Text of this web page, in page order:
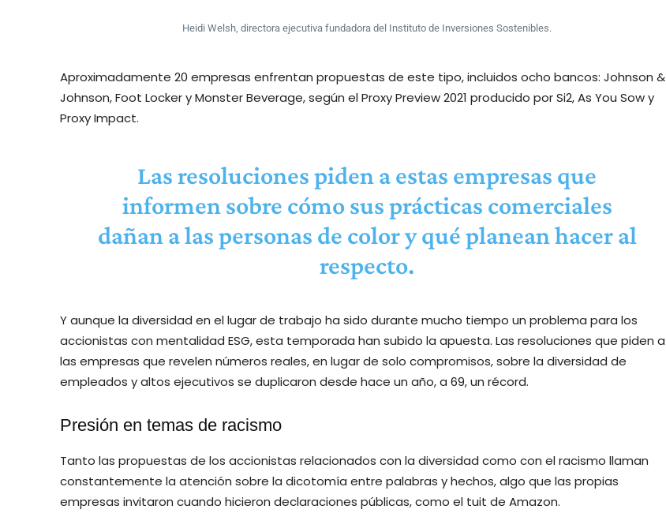
Heidi Welsh, directora ejecutiva fundadora del Instituto de Inversiones Sostenibles.
Aproximadamente 20 empresas enfrentan propuestas de este tipo, incluidos ocho bancos: Johnson &
Johnson, Foot Locker y Monster Beverage, según el Proxy Preview 2021 producido por Si2, As You Sow y
Proxy Impact.
Las resoluciones piden a estas empresas que
informen sobre cómo sus prácticas comerciales
dañan a las personas de color y qué planean hacer al
respecto.
Y aunque la diversidad en el lugar de trabajo ha sido durante mucho tiempo un problema para los
accionistas con mentalidad ESG, esta temporada han subido la apuesta. Las resoluciones que piden a
las empresas que revelen números reales, en lugar de solo compromisos, sobre la diversidad de
empleados y altos ejecutivos se duplicaron desde hace un año, a 69, un récord.
Presión en temas de racismo
Tanto las propuestas de los accionistas relacionados con la diversidad como con el racismo llaman
constantemente la atención sobre la dicotomía entre palabras y hechos, algo que las propias
empresas invitaron cuando hicieron declaraciones públicas, como el tuit de Amazon.